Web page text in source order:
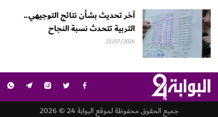
آخر تحديث بشأن نتائج التوجيهي..
التربية تتحدث نسبة النجاح
22/07/2026
جميع الحقوق محفوظة لموقع البوابة 24 © 2026